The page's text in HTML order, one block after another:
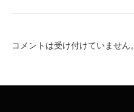
コメントは受け付けていません。